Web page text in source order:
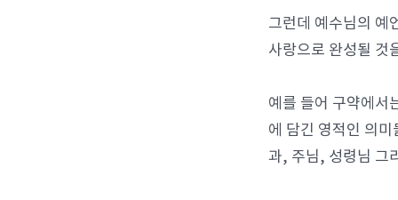
그런데 예수님의 예
사랑으로 완성될 것
예를 들어 구약에서
에 담긴 영적인 의
과, 주님, 성령님 그